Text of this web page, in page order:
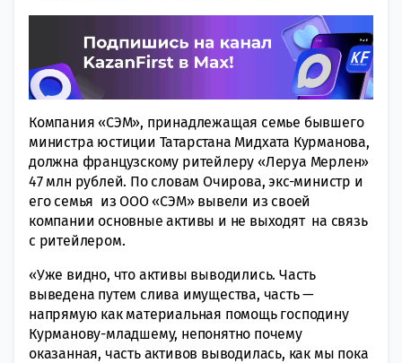
Компания «СЭМ», принадлежащая семье бывшего
министра юстиции Татарстана Мидхата Курманова,
должна французскому ритейлеру «Леруа Мерлен»
47 млн рублей. По словам Очирова, экс-министр и
его семья из ООО «СЭМ» вывели из своей
компании основные активы и не выходят на связь
с ритейлером.
«Уже видно, что активы выводились. Часть
выведена путем слива имущества, часть —
напрямую как материальная помощь господину
Курманову-младшему, непонятно почему
оказанная, часть активов выводилась, как мы пока